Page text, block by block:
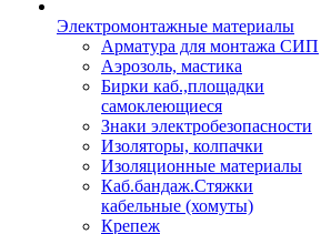
Электромонтажные материалы
Арматура для монтажа СИП
Аэрозоль, мастика
Бирки каб.,площадки
самоклеющиеся
Знаки электробезопасности
Изоляторы, колпачки
Изоляционные материалы
Каб.бандаж.Стяжки
кабельные (хомуты)
Крепеж